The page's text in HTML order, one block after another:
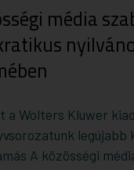
média
a Wolters Kluwer
legújabb
A közösségi